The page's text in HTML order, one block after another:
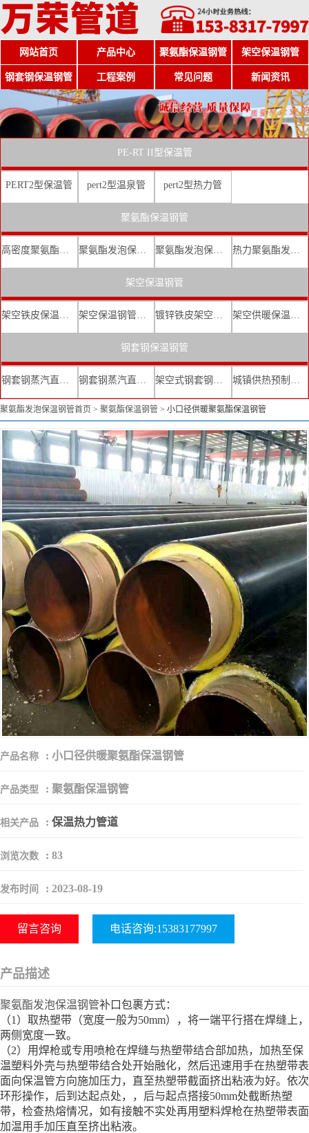
网站首页 产品中心 聚氨酯保温钢管 架空保温钢管
钢套钢保温钢管 工程案例 常见问题 新闻资讯
PE-RT II型保温管
PERT2型保温管 pert2型温泉管 pert2型热力管
聚氨酯保温钢管
高密度聚氨酯发泡保温钢管 聚氨酯发泡保温钢管厂家 聚氨酯发泡保温钢管价格 热力聚氨酯发泡直埋保温钢管
架空保温钢管
架空铁皮保温钢管 架空保温钢管厂家 镀锌铁皮架空保温管 架空供暖保温钢管
钢套钢保温钢管
钢套钢蒸汽直埋复合保温管 钢套钢蒸汽直埋保温管厂家 架空式钢套钢保温管 城镇供热预制直埋蒸汽保温管
聚氨酯发泡保温钢管首页 > 聚氨酯保温钢管 > 小口径供暖聚氨酯保温钢管
产品名称 : 小口径供暖聚氨酯保温钢管
产品类型 : 聚氨酯保温钢管
相关产品 : 保温热力管道
浏览次数 : 83
发布时间 : 2023-08-19
留言咨询 电话咨询:15383177997
产品描述
聚氨酯发泡保温钢管补口包裹方式：
（1）取热塑带（宽度一般为50mm），将一端平行搭在焊缝上，
两侧宽度一致。
（2）用焊枪或专用喷枪在焊缝与热塑带结合部加热，加热至保
温塑料外壳与热塑带结合处开始融化，然后迅速用手在热塑带表
面向保温管方向施加压力，直至热塑带截面挤出粘液为好。依次
环形操作，后到达起点处，，后与起点搭接50mm处截断热塑
带，检查热熔情况，如有接触不实处再用塑料焊枪在热塑带表面
加温用手加压直至挤出粘液。